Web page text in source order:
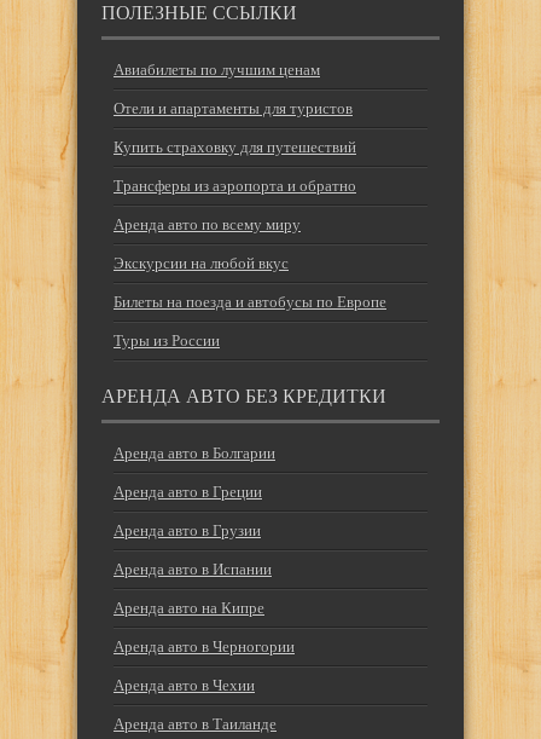
ПОЛЕЗНЫЕ ССЫЛКИ
Авиабилеты по лучшим ценам
Отели и апартаменты для туристов
Купить страховку для путешествий
Трансферы из аэропорта и обратно
Аренда авто по всему миру
Экскурсии на любой вкус
Билеты на поезда и автобусы по Европе
Туры из России
АРЕНДА АВТО БЕЗ КРЕДИТКИ
Аренда авто в Болгарии
Аренда авто в Греции
Аренда авто в Грузии
Аренда авто в Испании
Аренда авто на Кипре
Аренда авто в Черногории
Аренда авто в Чехии
Аренда авто в Таиланде